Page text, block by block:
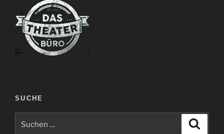
SUCHE
nach: